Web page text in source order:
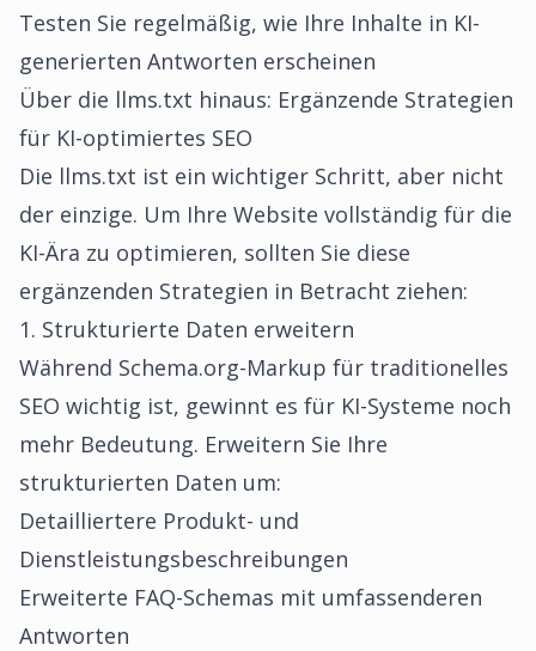
Testen Sie regelmäßig, wie Ihre Inhalte in KI-
generierten Antworten erscheinen
Über die llms.txt hinaus: Ergänzende Strategien
für KI-optimiertes SEO
Die llms.txt ist ein wichtiger Schritt, aber nicht
der einzige. Um Ihre Website vollständig für die
KI-Ära zu optimieren, sollten Sie diese
ergänzenden Strategien in Betracht ziehen:
1. Strukturierte Daten erweitern
Während Schema.org-Markup für traditionelles
SEO wichtig ist, gewinnt es für KI-Systeme noch
mehr Bedeutung. Erweitern Sie Ihre
strukturierten Daten um:
Detailliertere Produkt- und
Dienstleistungsbeschreibungen
Erweiterte FAQ-Schemas mit umfassenderen
Antworten